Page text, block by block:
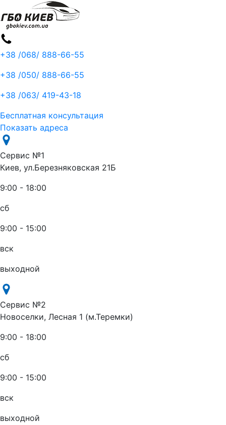
+38 /068/ 888-66-55
+38 /050/ 888-66-55
+38 /063/ 419-43-18
Бесплатная консультация
Показать адреса
Сервис №1
Киев, ул.Березняковская 21Б
9:00 - 18:00
сб
9:00 - 15:00
вск
выходной
Сервис №2
Новоселки, Лесная 1 (м.Теремки)
9:00 - 18:00
сб
9:00 - 15:00
вск
выходной